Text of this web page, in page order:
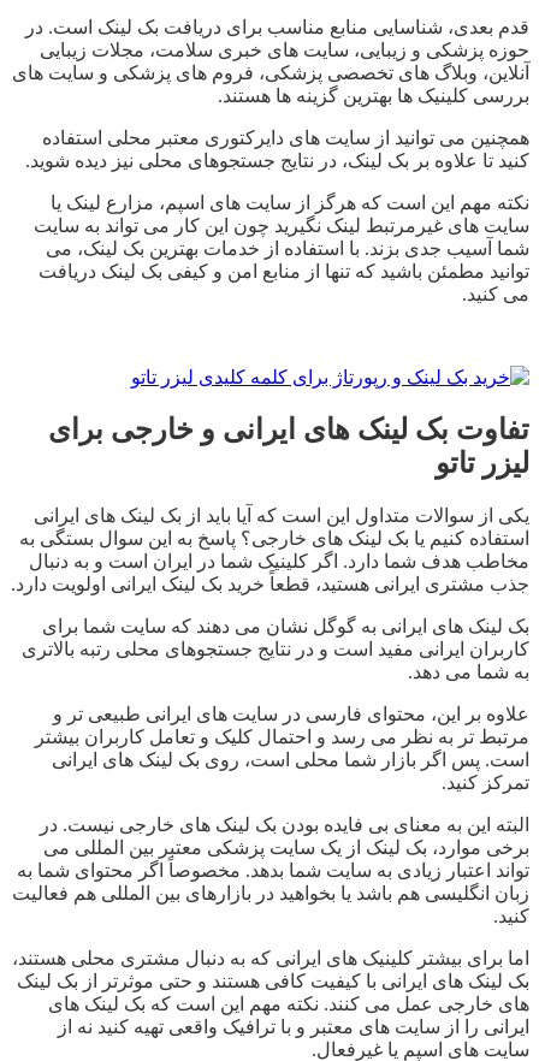
قدم بعدی، شناسایی منابع مناسب برای دریافت بک لینک است. در
حوزه پزشکی و زیبایی، سایت های خبری سلامت، مجلات زیبایی
آنلاین، وبلاگ های تخصصی پزشکی، فروم های پزشکی و سایت های
بررسی کلینیک ها بهترین گزینه ها هستند.
همچنین می توانید از سایت های دایرکتوری معتبر محلی استفاده
کنید تا علاوه بر بک لینک، در نتایج جستجوهای محلی نیز دیده شوید.
نکته مهم این است که هرگز از سایت های اسپم، مزارع لینک یا
سایت های غیرمرتبط لینک نگیرید چون این کار می تواند به سایت
شما آسیب جدی بزند. با استفاده از خدمات بهترین بک لینک، می
توانید مطمئن باشید که تنها از منابع امن و کیفی بک لینک دریافت
می کنید.
تفاوت بک لینک های ایرانی و خارجی برای
لیزر تاتو
یکی از سوالات متداول این است که آیا باید از بک لینک های ایرانی
استفاده کنیم یا بک لینک های خارجی؟ پاسخ به این سوال بستگی به
مخاطب هدف شما دارد. اگر کلینیک شما در ایران است و به دنبال
جذب مشتری ایرانی هستید، قطعاً خرید بک لینک ایرانی اولویت دارد.
بک لینک های ایرانی به گوگل نشان می دهند که سایت شما برای
کاربران ایرانی مفید است و در نتایج جستجوهای محلی رتبه بالاتری
به شما می دهد.
علاوه بر این، محتوای فارسی در سایت های ایرانی طبیعی تر و
مرتبط تر به نظر می رسد و احتمال کلیک و تعامل کاربران بیشتر
است. پس اگر بازار شما محلی است، روی بک لینک های ایرانی
تمرکز کنید.
البته این به معنای بی فایده بودن بک لینک های خارجی نیست. در
برخی موارد، بک لینک از یک سایت پزشکی معتبر بین المللی می
تواند اعتبار زیادی به سایت شما بدهد. مخصوصاً اگر محتوای شما به
زبان انگلیسی هم باشد یا بخواهید در بازارهای بین المللی هم فعالیت
کنید.
اما برای بیشتر کلینیک های ایرانی که به دنبال مشتری محلی هستند،
بک لینک های ایرانی با کیفیت کافی هستند و حتی موثرتر از بک لینک
های خارجی عمل می کنند. نکته مهم این است که بک لینک های
ایرانی را از سایت های معتبر و با ترافیک واقعی تهیه کنید نه از
سایت های اسپم یا غیرفعال.